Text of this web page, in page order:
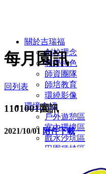
關於吉瑞福
創校理念
教學特色
師資團隊
師培教育
環繞影像
環境介紹
戶外遊憩區
室內環境區
戲水沙坑區
田園種植區
多元教室環境
每月園訊
回列表
1101001園訊
2021/10/01 附件下載